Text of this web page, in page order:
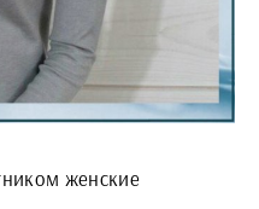
женские